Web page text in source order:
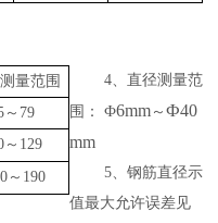
见下表
量范围
～79
～129
～190
4、直径测量范
围：
Ф6mm ～Ф40
mm
5、钢筋直径示
值最大允许误差见